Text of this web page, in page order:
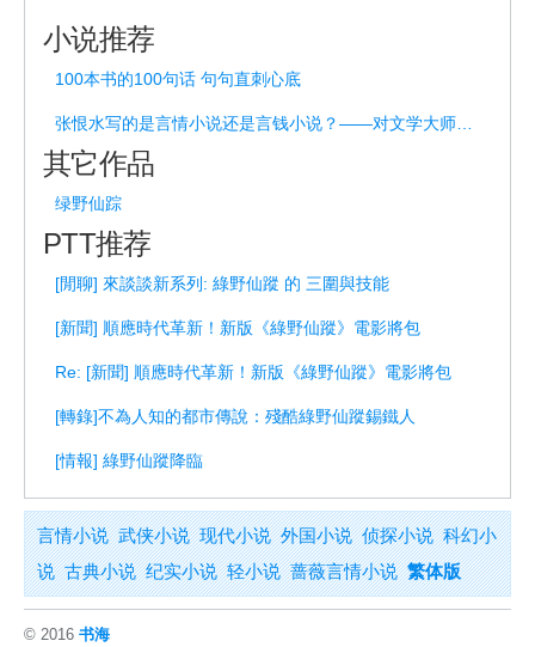
小说推荐
100本书的100句话 句句直刺心底
其它作品
绿野仙踪
PTT推荐
[閒聊] 來談談新系列: 綠野仙蹤 的 三圍與技能
[新聞] 順應時代革新！新版《綠野仙蹤》電影將包
Re: [新聞] 順應時代革新！新版《綠野仙蹤》電影將包
[轉錄]不為人知的都市傳說：殘酷綠野仙蹤錫鐵人
[情報] 綠野仙蹤降臨
言情小说 武侠小说 现代小说 外国小说 侦探小说 科幻小
说 古典小说 纪实小说 轻小说 蔷薇言情小说 繁体版
© 2016 书海